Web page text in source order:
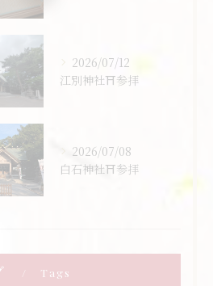
2026/07/12
江別神社⛩️参拝
2026/07/08
白石神社⛩️参拝
Tags